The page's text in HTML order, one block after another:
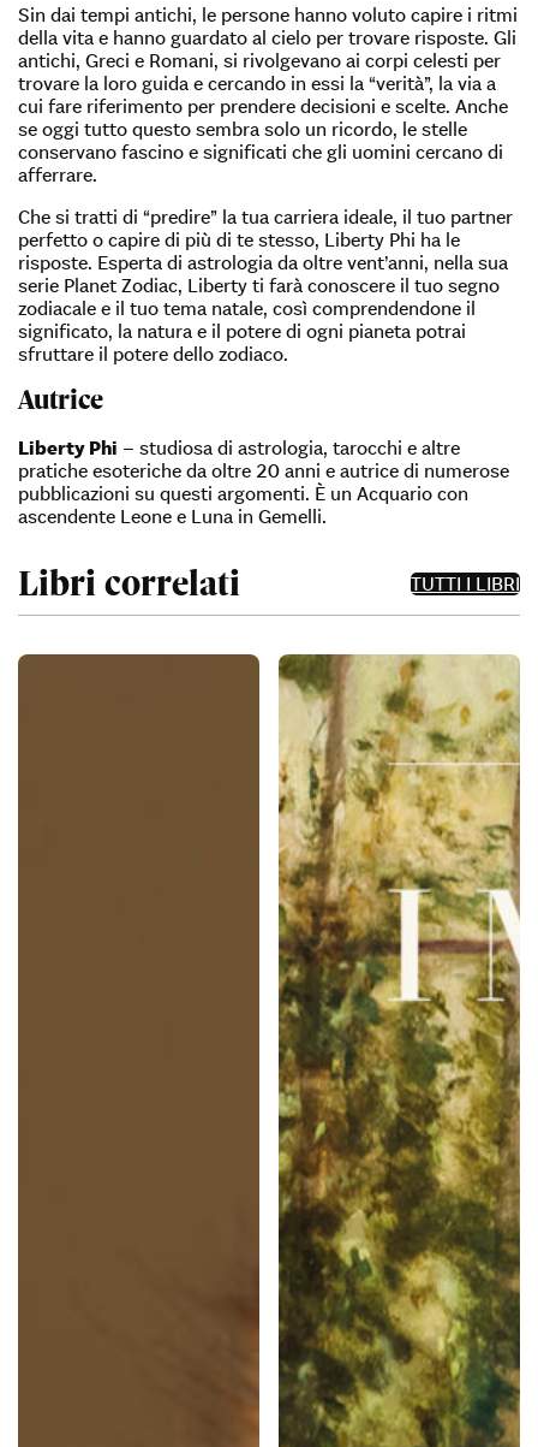
Sin dai tempi antichi, le persone hanno voluto capire i ritmi
della vita e hanno guardato al cielo per trovare risposte. Gli
antichi, Greci e Romani, si rivolgevano ai corpi celesti per
trovare la loro guida e cercando in essi la “verità”, la via a
cui fare riferimento per prendere decisioni e scelte. Anche
se oggi tutto questo sembra solo un ricordo, le stelle
conservano fascino e significati che gli uomini cercano di
afferrare.
Che si tratti di “predire” la tua carriera ideale, il tuo partner
perfetto o capire di più di te stesso, Liberty Phi ha le
risposte. Esperta di astrologia da oltre vent’anni, nella sua
serie Planet Zodiac, Liberty ti farà conoscere il tuo segno
zodiacale e il tuo tema natale, così comprendendone il
significato, la natura e il potere di ogni pianeta potrai
sfruttare il potere dello zodiaco.
Autrice
Liberty Phi – studiosa di astrologia, tarocchi e altre
pratiche esoteriche da oltre 20 anni e autrice di numerose
pubblicazioni su questi argomenti. È un Acquario con
ascendente Leone e Luna in Gemelli.
Libri correlati TUTTI I LIBRI